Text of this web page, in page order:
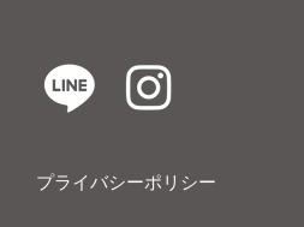
プライバシーポリシー